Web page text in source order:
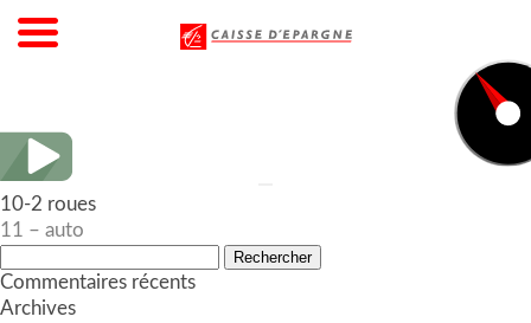
10-2 roues
Navigation
l’article
11 – auto
Commentaires récents
Archives